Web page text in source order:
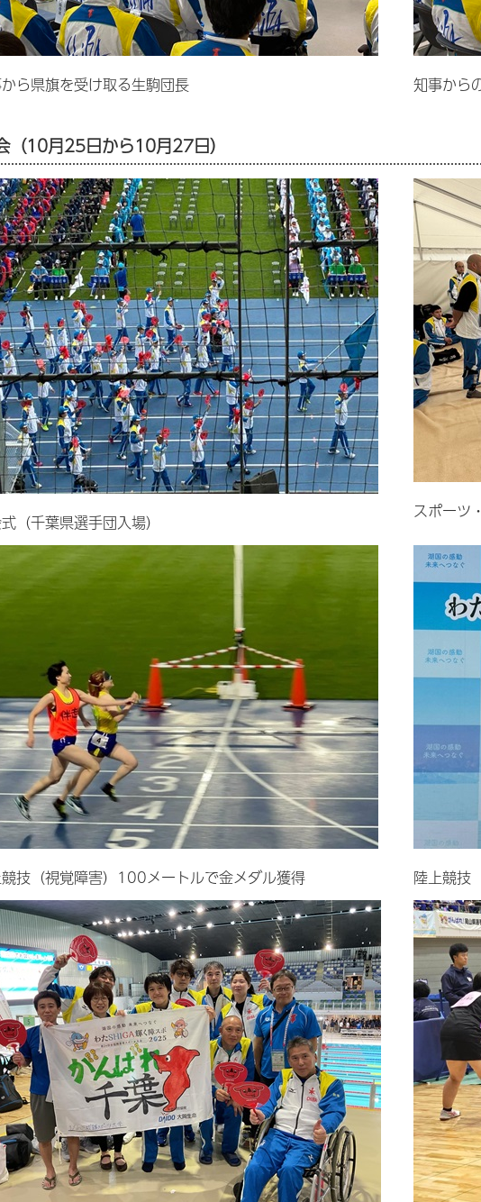
ら県旗を受け取る生駒団長 知事から
（10月25日から10月27日）
（千葉県選手団入場）
スポーツ
技（視覚障害）100メートルで金メダル獲得 陸上競技